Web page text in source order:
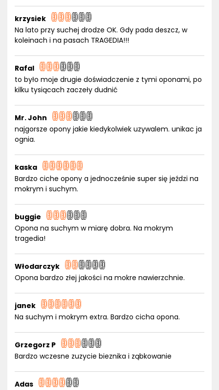
krzysiek
Na lato przy suchej drodze OK. Gdy pada deszcz, w
koleinach i na pasach TRAGEDIA!!!
Rafal
to było moje drugie doświadczenie z tymi oponami, po
kilku tysiącach zaczeły dudnić
Mr. John
najgorsze opony jakie kiedykolwiek uzywalem. unikac ja
ognia.
kaska
Bardzo ciche opony a jednocześnie super się jeździ na
mokrym i suchym.
buggie
Opona na suchym w miarę dobra. Na mokrym
tragedia!
Włodarczyk
Opona bardzo złej jakości na mokre nawierzchnie.
janek
Na suchym i mokrym extra. Bardzo cicha opona.
Grzegorz P
Bardzo wczesne zuzycie bieznika i ząbkowanie
Adas